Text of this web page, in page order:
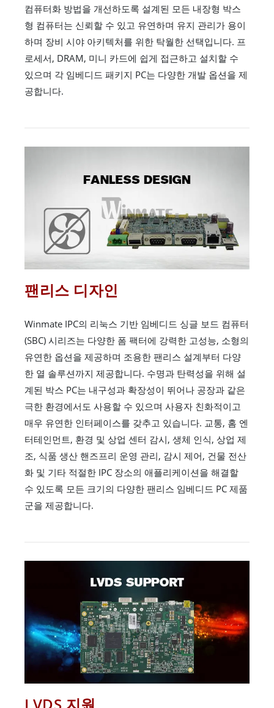
컴퓨터화 방법을 개선하도록 설계된 모든 내장형 박스
형 컴퓨터는 신뢰할 수 있고 유연하며 유지 관리가 용이
하며 장비 시야 아키텍처를 위한 탁월한 선택입니다. 프
로세서, DRAM, 미니 카드에 쉽게 접근하고 설치할 수
있으며 각 임베디드 패키지 PC는 다양한 개발 옵션을 제
공합니다.
팬리스 디자인
Winmate IPC의 리눅스 기반 임베디드 싱글 보드 컴퓨터
(SBC) 시리즈는 다양한 폼 팩터에 강력한 고성능, 소형의
유연한 옵션을 제공하며 조용한 팬리스 설계부터 다양
한 열 솔루션까지 제공합니다. 수명과 탄력성을 위해 설
계된 박스 PC는 내구성과 확장성이 뛰어나 공장과 같은
극한 환경에서도 사용할 수 있으며 사용자 친화적이고
매우 유연한 인터페이스를 갖추고 있습니다. 교통, 홈 엔
터테인먼트, 환경 및 상업 센터 감시, 생체 인식, 상업 제
조, 식품 생산 핸즈프리 운영 관리, 감시 제어, 건물 전산
화 및 기타 적절한 IPC 장소의 애플리케이션을 해결할
수 있도록 모든 크기의 다양한 팬리스 임베디드 PC 제품
군을 제공합니다.